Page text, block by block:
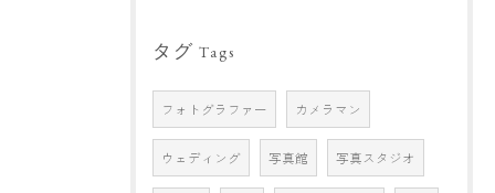
タグ Tags
フォトグラファー カメラマン
ウェディング 写真館 写真スタジオ